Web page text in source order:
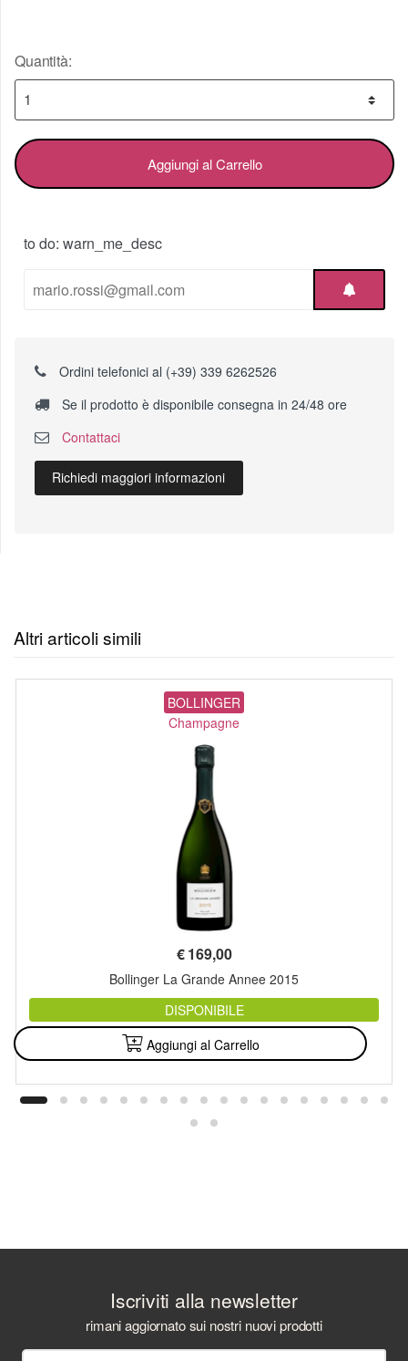
Quantità:
Aggiungi al Carrello
to do: warn_me_desc
Ordini telefonici al (+39) 339 6262526
Se il prodotto è disponibile consegna in 24/48 ore
Contattaci
Richiedi maggiori informazioni
Altri articoli simili
BOLLINGER
Champagne
€169,00
Bollinger La Grande Annee 2015
DISPONIBILE
Aggiungi al Carrello
Iscriviti alla newsletter
rimani aggiornato sui nostri nuovi prodotti